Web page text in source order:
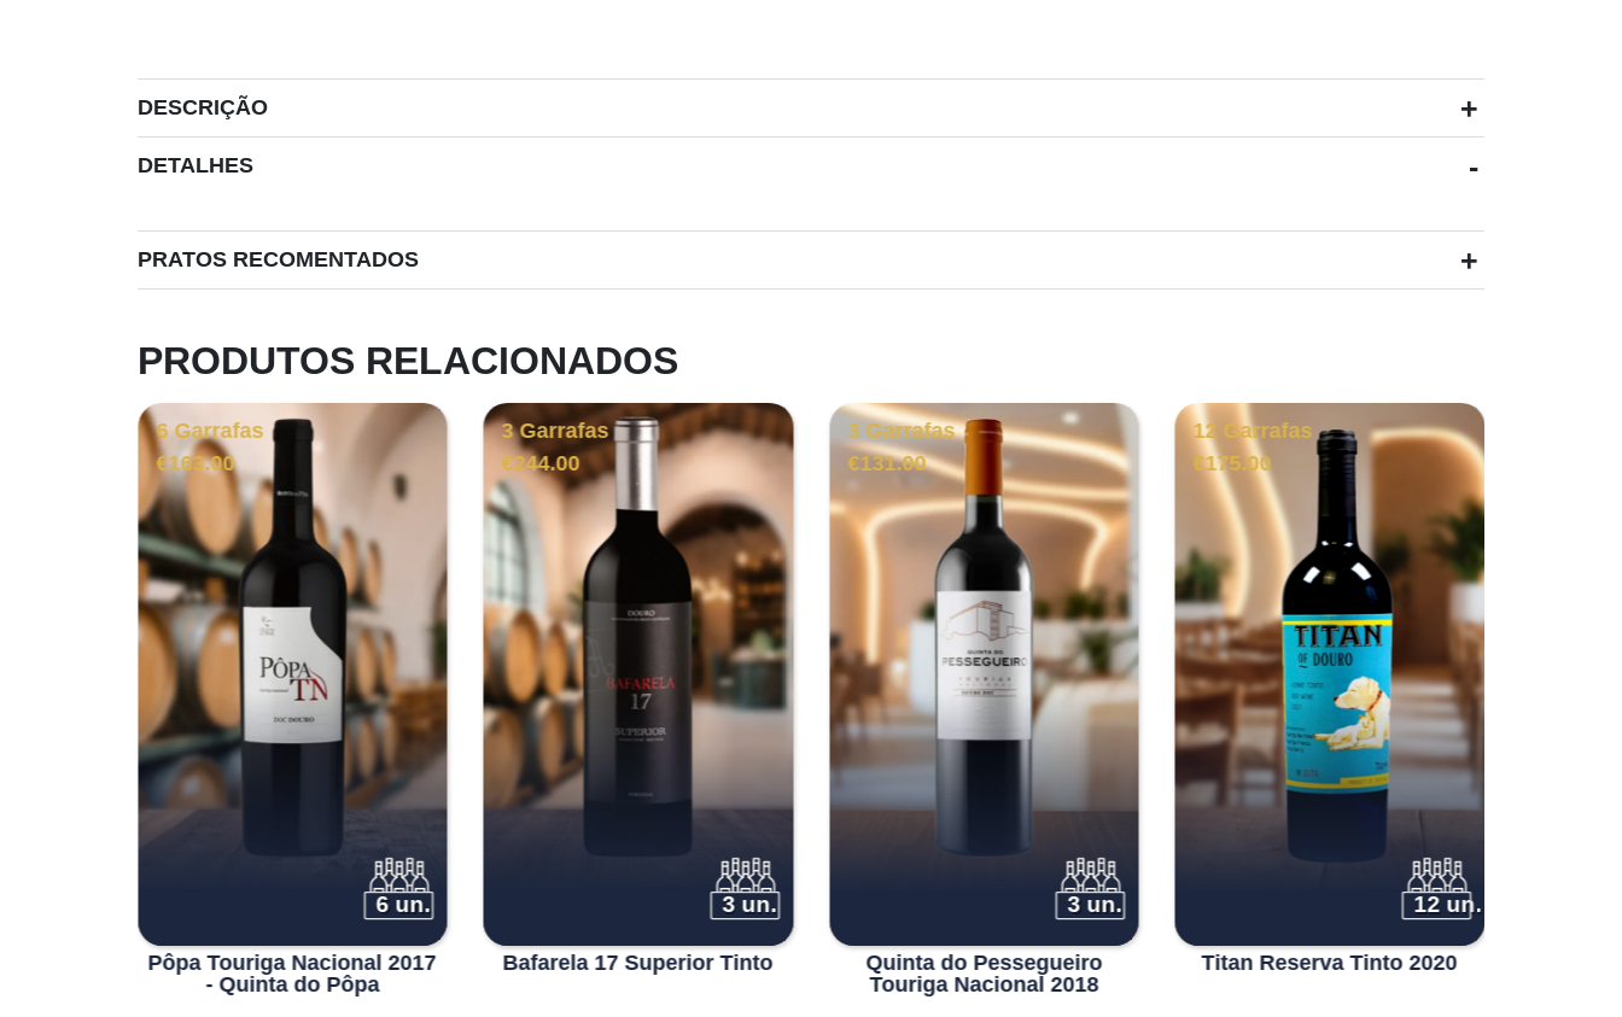
DESCRIÇÃO +
DETALHES -
PRATOS RECOMENTADOS +
PRODUTOS RELACIONADOS
6 Garrafas
€163.00
6 un.
Pôpa Touriga Nacional 2017
- Quinta do Pôpa
3 Garrafas
€244.00
3 un.
Bafarela 17 Superior Tinto
3 Garrafas
€131.00
3 un.
Quinta do Pessegueiro
Touriga Nacional 2018
12 Garrafas
€175.00
12 un.
Titan Reserva Tinto 2020